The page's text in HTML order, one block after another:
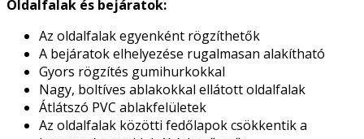
Oldalfalak és bejáratok:
Az oldalfalak egyenként rögzíthetők
A bejáratok elhelyezése rugalmasan alakítható
Gyors rögzítés gumihurkokkal
Nagy, boltíves ablakokkal ellátott oldalfalak
Átlátszó PVC ablakfelületek
Az oldalfalak közötti fedőlapok csökkentik a